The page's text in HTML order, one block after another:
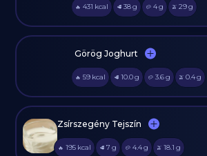
🔥 431 kcal 🥩 38g 🥔 4g 🫒 29g
Görög Joghurt
🔥 59 kcal 🥩 10.0g 🥔 3.6g 🫒 0.4g
Zsírszegény Tejszín
🔥 195 kcal 🥩 7 g 🥔 4.4g 🫒 18.1 g